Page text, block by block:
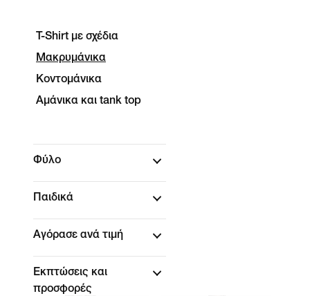
T-Shirt με σχέδια
Μακρυμάνικα
Κοντομάνικα
Αμάνικα και tank top
Φύλο
Παιδικά
Αγόρασε ανά τιμή
Εκπτώσεις και
προσφορές